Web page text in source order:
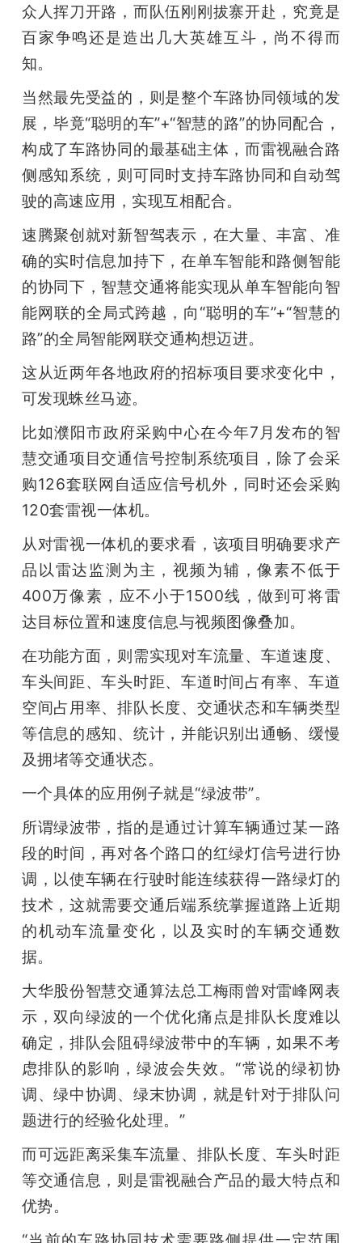
众人挥刀开路，而队伍刚刚拔寨开赴，究竟是
百家争鸣还是造出几大英雄互斗，尚不得而
知。
当然最先受益的，则是整个车路协同领域的发
展，毕竟“聪明的车”+“智慧的路”的协同配合，
构成了车路协同的最基础主体，而雷视融合路
侧感知系统，则可同时支持车路协同和自动驾
驶的高速应用，实现互相配合。
速腾聚创就对新智驾表示，在大量、丰富、准
确的实时信息加持下，在单车智能和路侧智能
的协同下，智慧交通将能实现从单车智能向智
能网联的全局式跨越，向“聪明的车”+“智慧的
路”的全局智能网联交通构想迈进。
这从近两年各地政府的招标项目要求变化中，
可发现蛛丝马迹。
比如濮阳市政府采购中心在今年7月发布的智
慧交通项目交通信号控制系统项目，除了会采
购126套联网自适应信号机外，同时还会采购
120套雷视一体机。
从对雷视一体机的要求看，该项目明确要求产
品以雷达监测为主，视频为辅，像素不低于
400万像素，应不小于1500线，做到可将雷
达目标位置和速度信息与视频图像叠加。
在功能方面，则需实现对车流量、车道速度、
车头间距、车头时距、车道时间占有率、车道
空间占用率、排队长度、交通状态和车辆类型
等信息的感知、统计，并能识别出通畅、缓慢
及拥堵等交通状态。
一个具体的应用例子就是“绿波带”。
所谓绿波带，指的是通过计算车辆通过某一路
段的时间，再对各个路口的红绿灯信号进行协
调，以使车辆在行驶时能连续获得一路绿灯的
技术，这就需要交通后端系统掌握道路上近期
的机动车流量变化，以及实时的车辆交通数
据。
大华股份智慧交通算法总工梅雨曾对雷峰网表
示，双向绿波的一个优化痛点是排队长度难以
确定，排队会阻碍绿波带中的车辆，如果不考
虑排队的影响，绿波会失效。“常说的绿初协
调、绿中协调、绿末协调，就是针对于排队问
题进行的经验化处理。”
而可远距离采集车流量、排队长度、车头时距
等交通信息，则是雷视融合产品的最大特点和
优势。